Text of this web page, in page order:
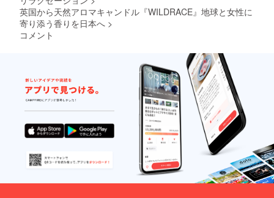
手紙 特
も、自
分への
とって
おきの
ギフト
として
も。
Wildrac
eの世界
観をま
るごと
体験で
きる、
数量限
（通常
サイ
& お楽
しみ）
・【日
本未発
売&発売
未定】
ミニ
キャン
ドル9個
「雨上
がりの
森」を
イメー
ジした
る暮ら
しを楽
【セッ
ト内
容】 ・
ベーカ
リー
キャン
ドル
キャン
ドル3種
類 ・
【日本
未発売&
発売未
定】
英国から天然アロマキャンドル『WILDRACE』地球と女性に
寄り添う香りを日本へ >
コメント